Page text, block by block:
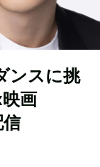
ンスに挑
画